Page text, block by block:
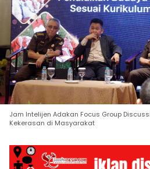
Jam Intelijen Adakan Focus Group
Kekerasan di Masyarakat